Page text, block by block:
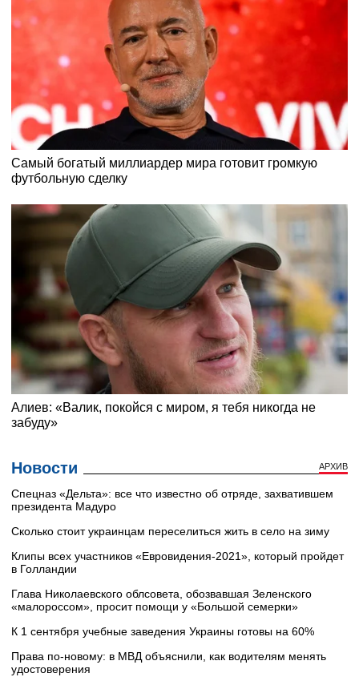
Новости АРХИВ
Cпецназ «Дельта»: все что известно об отряде, захватившем
президента Мадуро
Сколько стоит украинцам переселиться жить в село на зиму
Клипы всех участников «Евровидения-2021», который пройдет
в Голландии
Глава Николаевского облсовета, обозвавшая Зеленского
«малороссом», просит помощи у «Большой семерки»
К 1 сентября учебные заведения Украины готовы на 60%
Права по-новому: в МВД объяснили, как водителям менять
удостоверения